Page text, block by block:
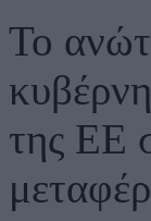
Το
της ΕΕ